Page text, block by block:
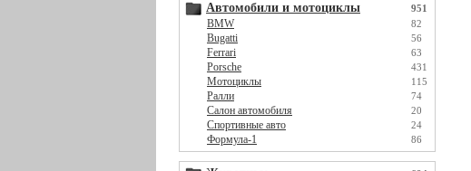
Автомобили и мотоциклы 951
BMW 82
Bugatti 56
Ferrari 63
Porsche 431
Мотоциклы 115
Ралли 74
Салон автомобиля 20
Спортивные авто 24
Формула-1 86